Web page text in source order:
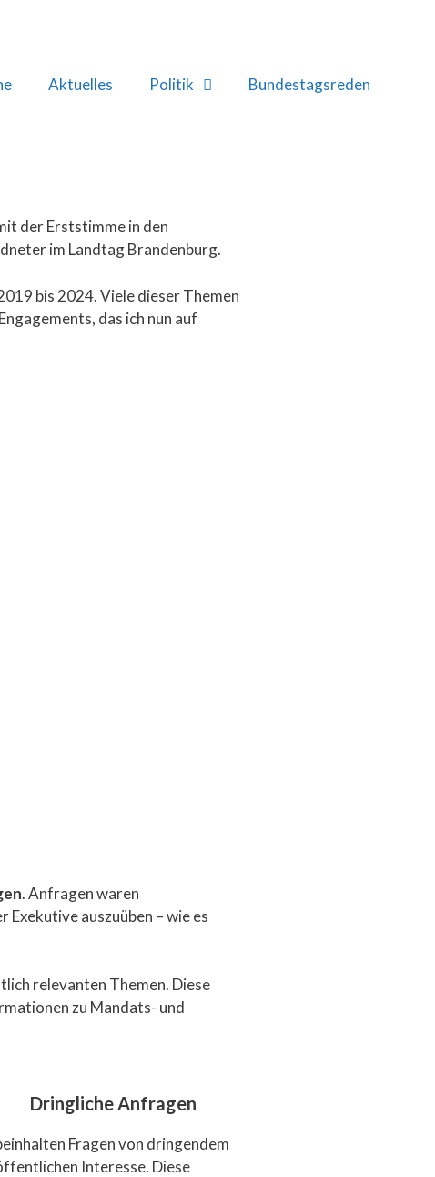
Aktuelles Politik Bundestagsreden
der Erststimme in den
im Landtag Brandenburg.
bis 2024. Viele dieser Themen
das ich nun auf
. Anfragen waren
auszuüben – wie es
relevanten Themen. Diese
zu Mandats- und
Dringliche Anfragen
Fragen von dringendem
Interesse. Diese